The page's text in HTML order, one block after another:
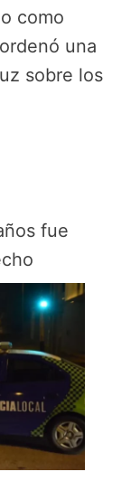
como
una
sobre los
fue